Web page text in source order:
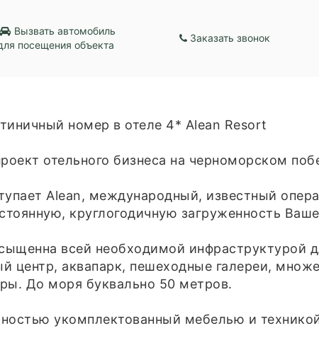
Вызвать автомобиль
посещения объекта
Заказать звонок
номер в отеле 4* Alean Resort
отельного бизнеса на черноморском
Alean, международный, известный
круглогодичную загруженность
всей необходимой инфраструктурой
центр, аквапарк, пешеходные галереи,
До моря буквально 50 метров.
укомплектованный мебелью и